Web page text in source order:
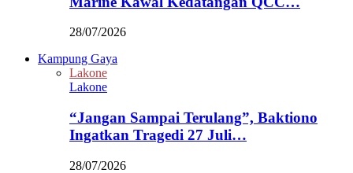
28/07/2026
Kampung Gaya
Lakone
Lakone
“Jangan Sampai Terulang”, Baktiono
Ingatkan Tragedi 27 Juli…
28/07/2026